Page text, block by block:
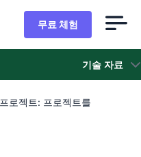
무료 체험
기술 자료
프로젝트: 프로젝트를